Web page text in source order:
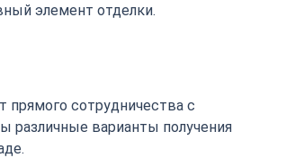
элемент отделки.
прямого сотрудничества с
варианты получения